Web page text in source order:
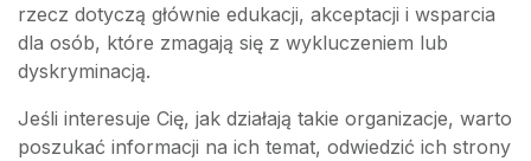
rzecz dotyczą głównie edukacji, akceptacji i wsparcia
dla osób, które zmagają się z wykluczeniem lub
dyskryminacją.
Jeśli interesuje Cię, jak działają takie organizacje, warto
poszukać informacji na ich temat, odwiedzić ich strony